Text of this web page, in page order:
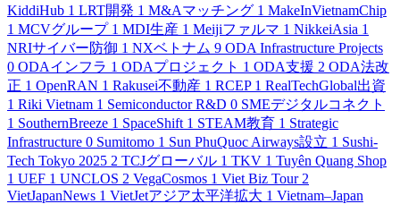
KiddiHub 1 LRT開発 1 M&Aマッチング 1 MakeInVietnamChip
1 MCVグループ 1 MDI生産 1 Meijiファルマ 1 NikkeiAsia 1
NRIサイバー防御 1 NXベトナム 9 ODA Infrastructure Projects
0 ODAインフラ 1 ODAプロジェクト 1 ODA支援 2 ODA法改
正 1 OpenRAN 1 Rakusei不動産 1 RCEP 1 RealTechGlobal出資
1 Riki Vietnam 1 Semiconductor R&D 0 SMEデジタルコネクト
1 SouthernBreeze 1 SpaceShift 1 STEAM教育 1 Strategic
Infrastructure 0 Sumitomo 1 Sun PhuQuoc Airways設立 1 Sushi-
Tech Tokyo 2025 2 TCJグローバル 1 TKV 1 Tuyên Quang Shop
1 UEF 1 UNCLOS 2 VegaCosmos 1 Viet Biz Tour 2
VietJapanNews 1 VietJetアジア太平洋拡大 1 Vietnam–Japan